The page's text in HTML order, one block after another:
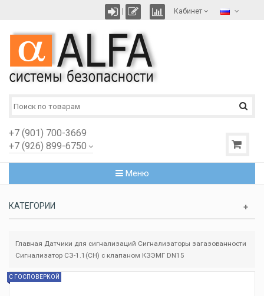
Кабинет
+7 (901) 700-3669
+7 (926) 899-6750
Меню
КАТЕГОРИИ
Главная Датчики для сигнализаций Сигнализаторы загазованности
Сигнализатор СЗ-1.1(СН) с клапаном КЗЭМГ DN15
С ГОСПОВЕРКОЙ